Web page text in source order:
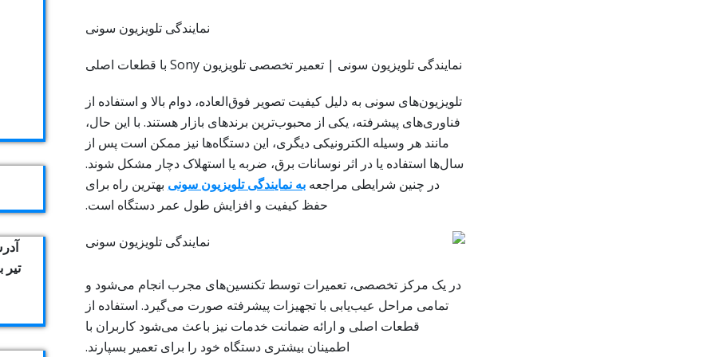
نمایندگی تلویزیون سونی
نمایندگی تلویزیون سونی | تعمیر تخصصی تلویزیون Sony با قطعات اصلی
تلویزیون‌های سونی به دلیل کیفیت تصویر فوق‌العاده، دوام بالا و استفاده از
فناوری‌های پیشرفته، یکی از محبوب‌ترین برندهای بازار هستند. با این حال،
مانند هر وسیله الکترونیکی دیگری، این دستگاه‌ها نیز ممکن است پس از
سال‌ها استفاده یا در اثر نوسانات برق، ضربه یا استهلاک دچار مشکل شوند.
در چنین شرایطی مراجعه به نمایندگی تلویزیون سونی بهترین راه برای
حفظ کیفیت و افزایش طول عمر دستگاه است.
در یک مرکز تخصصی، تعمیرات توسط تکنسین‌های مجرب انجام می‌شود و
تمامی مراحل عیب‌یابی با تجهیزات پیشرفته صورت می‌گیرد. استفاده از
قطعات اصلی و ارائه ضمانت خدمات نیز باعث می‌شود کاربران با
اطمینان بیشتری دستگاه خود را برای تعمیر بسپارند.